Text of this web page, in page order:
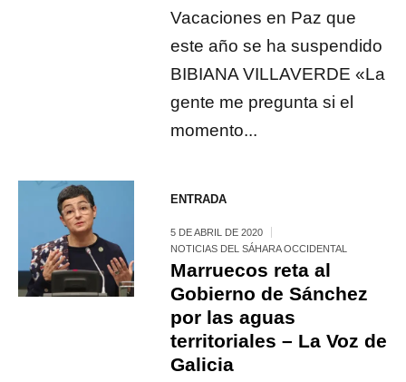
Vacaciones en Paz que
este año se ha suspendido
BIBIANA VILLAVERDE «La
gente me pregunta si el
momento...
ENTRADA
5 DE ABRIL DE 2020
NOTICIAS DEL SÁHARA OCCIDENTAL
Marruecos reta al
Gobierno de Sánchez
por las aguas
territoriales – La Voz de
Galicia